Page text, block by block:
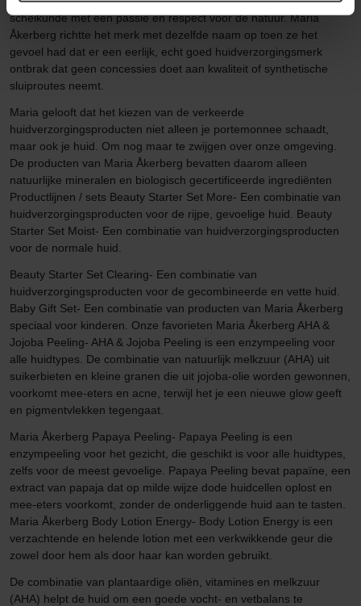
scheikunde met een passie en respect voor de natuur. Maria
Åkerberg richtte het merk met dezelfde naam op toen ze het
gevoel had dat er een eerlijk, echt goed huidverzorgingsmerk
ontbrak dat geen concessies doet aan kwaliteit of synthetische
sluiproutes neemt.
Maria gelooft dat het kiezen van de verkeerde
huidverzorgingsproducten niet alleen je portemonnee schaadt,
maar ook je huid. Om nog maar te zwijgen over onze omgeving.
De producten van Maria Åkerberg bevatten daarom alleen
natuurlijke mineralen en biologisch gecertificeerde ingrediënten
Productlijnen / sets Beauty Starter Set More- Een combinatie van
huidverzorgingsproducten voor de rijpe, gevoelige huid. Beauty
Starter Set Moist- Een combinatie van huidverzorgingsproducten
voor de normale huid.
Beauty Starter Set Clearing- Een combinatie van
huidverzorgingsproducten voor de gecombineerde en vette huid.
Baby Gift Set- Een combinatie van producten van Maria Åkerberg
speciaal voor kinderen. Onze favorieten Maria Åkerberg AHA &
Jojoba Peeling- AHA & Jojoba Peeling is een enzympeeling voor
alle huidtypes. De combinatie van natuurlijk melkzuur (AHA) uit
suikerbieten en kleine granen die uit jojoba-olie worden gewonnen,
voorkomt mee-eters en acne, terwijl het je een nieuwe glow geeft
en pigmentvlekken tegengaat.
Maria Åkerberg Papaya Peeling- Papaya Peeling is een
enzympeeling voor het gezicht, die geschikt is voor alle huidtypes,
zelfs voor de meest gevoelige. Papaya Peeling bevat papaïne, een
extract van papaja dat op milde wijze dode huidcellen oplost en
mee-eters voorkomt, zonder de onderliggende huid aan te tasten.
Maria Åkerberg Body Lotion Energy- Body Lotion Energy is een
verzachtende en helende lotion met een verkwikkende geur die
zowel door hem als door haar kan worden gebruikt.
De combinatie van plantaardige oliën, vitamines en melkzuur
(AHA) helpt de huid om een goede vocht- en vetbalans te